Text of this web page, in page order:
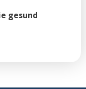
gesund